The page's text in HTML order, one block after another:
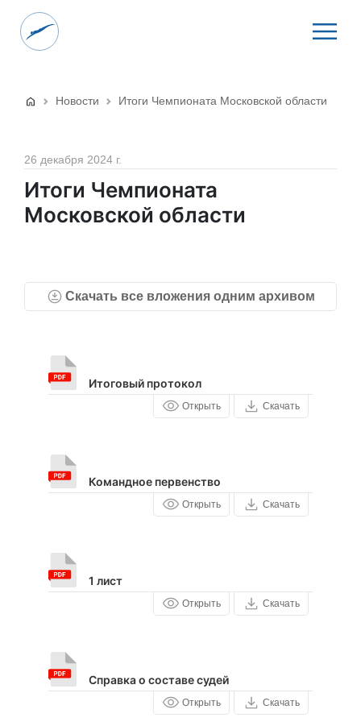
Новости Итоги Чемпионата Московской области
26 декабря 2024 г.
Итоги Чемпионата
Московской области
Скачать все вложения одним архивом
Итоговый протокол
Открыть Скачать
Командное первенство
Открыть Скачать
1 лист
Открыть Скачать
Справка о составе судей
Открыть Скачать